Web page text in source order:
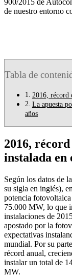
900/2015 de
de nuestro entorno
Tabla de
2016, récord
La apuesta
años
2016,
instalada en
Según los datos de
su sigla en inglés),
potencia
75.000 MW, lo que
instalaciones de
apostado por la
expectativas
mundial. Por su
récord anual,
instalar un total de
MW.